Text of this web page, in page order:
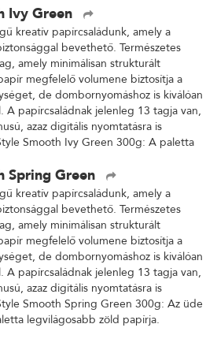
Ivy Green
kreatív papírcsaládunk, amely a
bevethető. Természetes
amely minimálisan strukturált
megfelelő volumene biztosítja a
de dombornyomáshoz is kiválóan
A papírcsaládnak jelenleg 13 tagja van,
azaz digitális nyomtatásra is
Smooth Ivy Green 300g: A paletta
Spring Green
kreatív papírcsaládunk, amely a
bevethető. Természetes
amely minimálisan strukturált
megfelelő volumene biztosítja a
de dombornyomáshoz is kiválóan
A papírcsaládnak jelenleg 13 tagja van,
azaz digitális nyomtatásra is
Smooth Spring Green 300g: Az üde
legvilágosabb zöld papírja.